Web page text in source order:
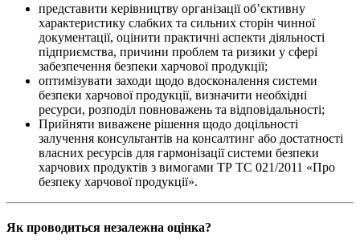
представити керівництву організації об’єктивну
характеристику слабких та сильних сторін чинної
документації, оцінити практичні аспекти діяльності
підприємства, причини проблем та ризики у сфері
забезпечення безпеки харчової продукції;
оптимізувати заходи щодо вдосконалення системи
безпеки харчової продукції, визначити необхідні
ресурси, розподіл повноважень та відповідальності;
Прийняти виважене рішення щодо доцільності
залучення консультантів на консалтинг або достатності
власних ресурсів для гармонізації системи безпеки
харчових продуктів з вимогами ТР ТС 021/2011 «Про
безпеку харчової продукції».
Як проводиться незалежна оцінка?